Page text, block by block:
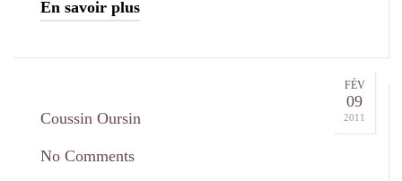
En savoir plus
FÉV
09
2011
Coussin Oursin
No Comments